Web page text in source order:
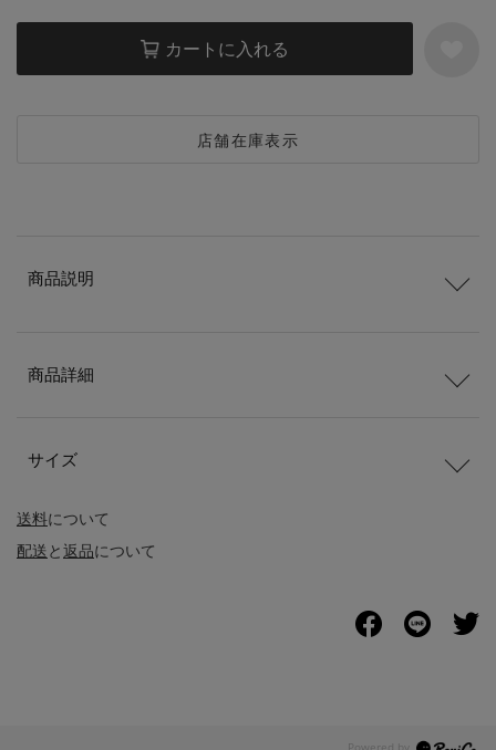
カートに入れる
店舗在庫表示
送料について
配送と返品について
商品説明
商品詳細
サイズ